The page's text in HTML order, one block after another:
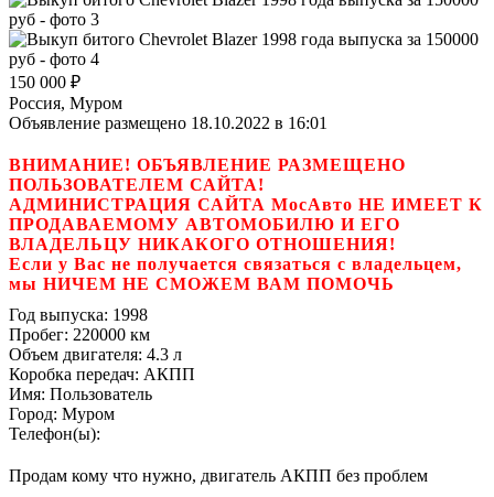
150 000 ₽
Россия, Муром
Объявление размещено 18.10.2022 в 16:01
ВНИМАНИЕ! ОБЪЯВЛЕНИЕ РАЗМЕЩЕНО
ПОЛЬЗОВАТЕЛЕМ САЙТА!
АДМИНИСТРАЦИЯ САЙТА МосАвто НЕ ИМЕЕТ К
ПРОДАВАЕМОМУ АВТОМОБИЛЮ И ЕГО
ВЛАДЕЛЬЦУ НИКАКОГО ОТНОШЕНИЯ!
Если у Вас не получается связаться с владельцем,
мы НИЧЕМ НЕ СМОЖЕМ ВАМ ПОМОЧЬ
Год выпуска: 1998
Пробег: 220000 км
Объем двигателя: 4.3 л
Коробка передач: АКПП
Имя: Пользователь
Город: Муром
Телефон(ы):
Продам кому что нужно, двигатель АКПП без проблем